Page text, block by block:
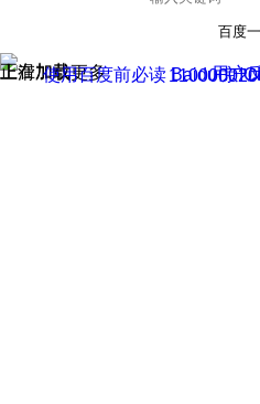
百度
正在加载
上滑加载更多 用户
使用百度前必读 Baidu 京
京公网安备